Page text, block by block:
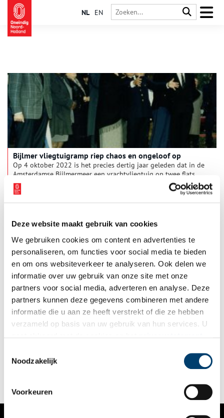
Deze website maakt gebruik van cookies
We gebruiken cookies om content en advertenties te
personaliseren, om functies voor social media te bieden
en om ons websiteverkeer te analyseren. Ook delen we
informatie over uw gebruik van onze site met onze
partners voor social media, adverteren en analyse. Deze
partners kunnen deze gegevens combineren met andere
informatie die u aan ze heeft verstrekt of die ze hebben
verzameld op basis van uw gebruik van hun services. U
Noodzakelijk
Voorkeuren
NL EN
Bijlmer vliegtuigramp riep chaos en ongeloof op
Op 4 oktober 2022 is het precies dertig jaar geleden dat in de
Amsterdamse Bijlmermeer een vrachtvliegtuig op twee flats
neerstortte. Twee exposities van het Amsterdam Museum en
Imagine IC blikken daarop terug.
Van Tijen: pionier van de sociale woningbouw
Nadat bekendgemaakt werd dat woningcorporatie Stadgenoot
de karakteristieke Van Tijen-flats aan de Amsterdamse
zo bijzonder?